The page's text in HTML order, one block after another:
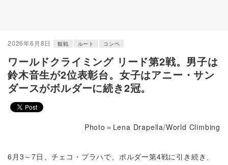
2026年6月8日 観戦 ルート コンペ
ワールドクライミング リード第2戦。男子は
鈴木音生が2位表彰台。女子はアニー・サン
ダースがボルダーに続き2冠。
Photo＝Lena Drapella/World Climbing
6月3～7日、チェコ・プラハで、ボルダー第4戦に引き続き、